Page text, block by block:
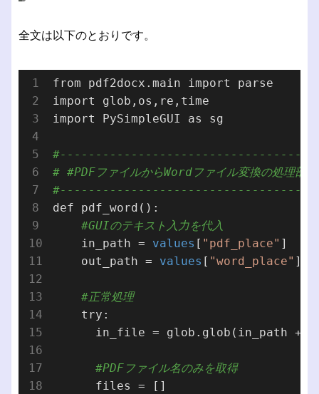
全文は以下のとおりです。
from pdf2docx.main import parse
import glob,os,re,time
import PySimpleGUI as sg
# #PDFファイルからWordファイル変換の処理部分
def pdf_word():
#GUIのテキスト入力を代入
    in_path =
values [ "pdf_place" ]
    out_path =
values [ "word_place" ]
#正常処理
    try:
      in_file = glob.glob(in_path +
#PDFファイル名のみを取得
      files = []